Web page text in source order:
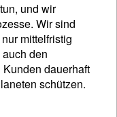
und wir
Wir sind
mittelfristig
den
dauerhaft
schützen.